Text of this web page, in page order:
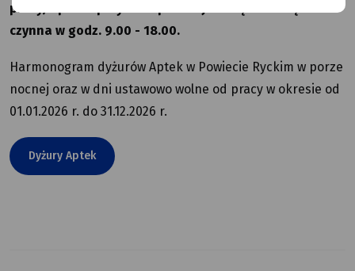
pracy) apteka przy ul. Szpitalnej 2 w Dęblinie będzie
czynna w godz. 9.00 - 18.00.
Harmonogram dyżurów Aptek w Powiecie Ryckim w porze
nocnej oraz w dni ustawowo wolne od pracy w okresie od
01.01.2026 r. do 31.12.2026 r.
Dyżury Aptek